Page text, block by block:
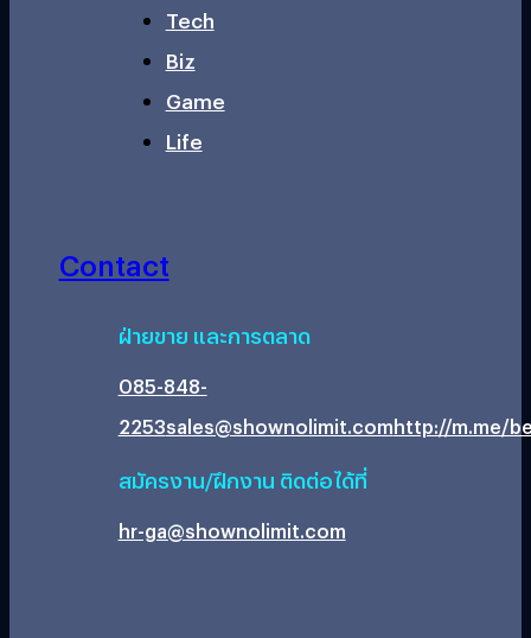
Tech
Biz
Game
Life
Contact
ฝ่ายขาย และการตลาด
085-848-
2253sales@shownolimit.comhttp://m.me/
สมัครงาน/ฝึกงาน ติดต่อได้ที่
hr-ga@shownolimit.com